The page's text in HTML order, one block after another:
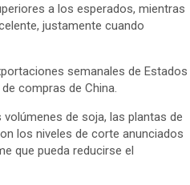
a los esperados, mientras
justamente cuando
semanales de Estados
compras de China.
de soja, las plantas de
los niveles de corte anunciados
que pueda reducirse el